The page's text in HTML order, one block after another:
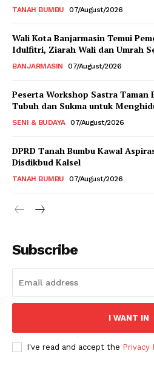
TANAH BUMBU 07/August/2026
Wali Kota Banjarmasin Temui
Idulfitri, Ziarah Wali dan Umrah
BANJARMASIN 07/August/2026
Peserta Workshop Sastra Taman
Tubuh dan Sukma untuk
SENI & BUDAYA 07/August/2026
DPRD Tanah Bumbu Kawal
Disdikbud Kalsel
TANAH BUMBU 07/August/2026
Subscribe
I WANT IN
I've read and accept the Privacy